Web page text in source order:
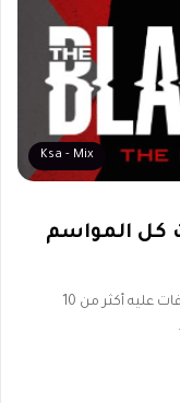
Ksa - Mix
المواسم
على الرغم من إنتاج المسلسل بطل تقريرنا اليوم فات عليه أكثر من 10